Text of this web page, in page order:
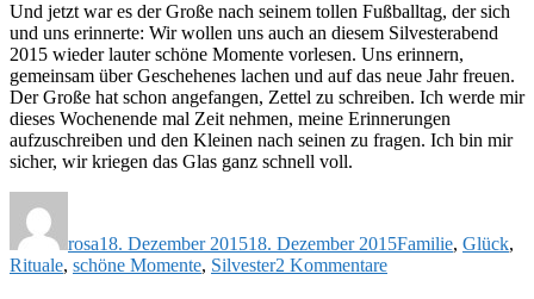
Und jetzt war es der Große nach seinem tollen Fußballtag, der sich
und uns erinnerte: Wir wollen uns auch an diesem Silvesterabend
2015 wieder lauter schöne Momente vorlesen. Uns erinnern,
gemeinsam über Geschehenes lachen und auf das neue Jahr freuen.
Der Große hat schon angefangen, Zettel zu schreiben. Ich werde mir
dieses Wochenende mal Zeit nehmen, meine Erinnerungen
aufzuschreiben und den Kleinen nach seinen zu fragen. Ich bin mir
sicher, wir kriegen das Glas ganz schnell voll.
rosa18. Dezember 201518. Dezember 2015Familie, Glück,
Rituale, schöne Momente, Silvester2 Kommentarezu